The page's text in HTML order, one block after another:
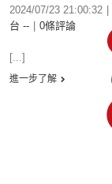
2024/07/23 21:00:32
台 --
0條評論
[...]
進一步了解